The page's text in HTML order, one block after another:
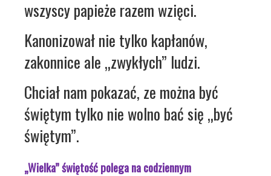
wszyscy papieże razem wzięci.
Kanonizował nie tylko kapłanów,
zakonnice ale „zwykłych” ludzi.
Chciał nam pokazać, ze można być
świętym tylko nie wolno bać się „być
świętym”.
„Wielka” świętość polega na codziennym